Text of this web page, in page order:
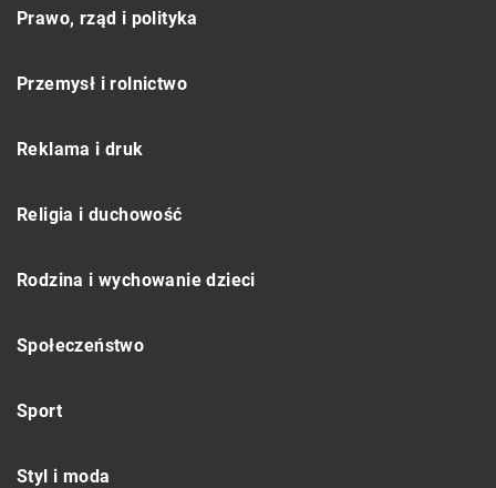
Prawo, rząd i polityka
Przemysł i rolnictwo
Reklama i druk
Religia i duchowość
Rodzina i wychowanie dzieci
Społeczeństwo
Sport
Styl i moda